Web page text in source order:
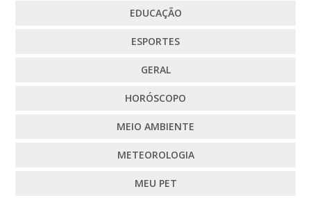
EDUCAÇÃO
ESPORTES
GERAL
HORÓSCOPO
MEIO AMBIENTE
METEOROLOGIA
MEU PET